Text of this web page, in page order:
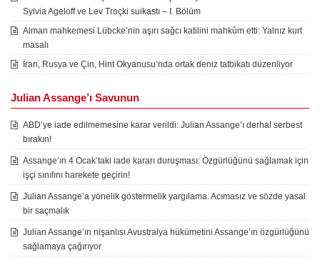
Sylvia Ageloff ve Lev Troçki suikastı – I. Bölüm
Alman mahkemesi Lübcke’nin aşırı sağcı katilini mahkûm etti: Yalnız kurt
masalı
İran, Rusya ve Çin, Hint Okyanusu’nda ortak deniz tatbikatı düzenliyor
Julian Assange’ı Savunun
ABD’ye iade edilmemesine karar verildi: Julian Assange’ı derhal serbest
bırakın!
Assange’ın 4 Ocak’taki iade kararı duruşması: Özgürlüğünü sağlamak için
işçi sınıfını harekete geçirin!
Julian Assange’a yönelik göstermelik yargılama: Acımasız ve sözde yasal
bir saçmalık
Julian Assange’ın nişanlısı Avustralya hükümetini Assange’ın özgürlüğünü
sağlamaya çağırıyor